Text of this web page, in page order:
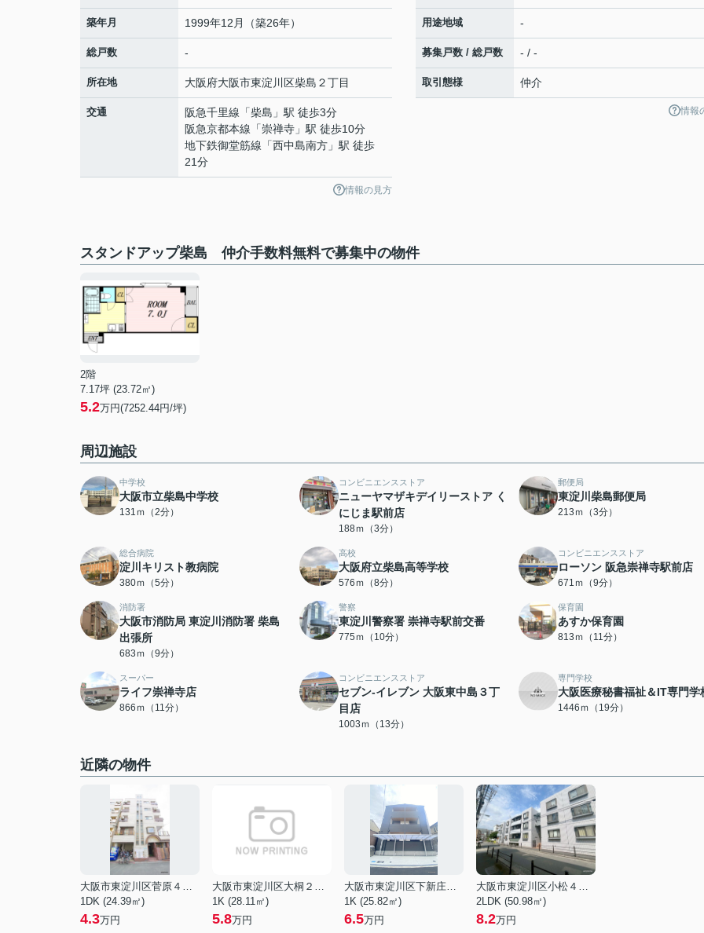
築年月 1999年12月（築26年）
総戸数 -
所在地 大阪府大阪市東淀川区柴島 ２丁目
交通 阪急千里線 「柴島 」駅 徒歩3分
阪急京都本線 「崇禅寺 」駅 徒歩10分
地下鉄御堂筋線 「西中島南方 」駅 徒歩
21分
情報の見方
用途地域 -
募集戸数 / 総戸数 - / -
取引態様 仲介
情報
スタンドアップ柴島 仲介手数料無料で募集中の物件
2階
7.17坪 (23.72㎡)
5.2万円(7252.44円/坪)
周辺施設
中学校
大阪市立柴島中学校
131ｍ（2分）
コンビニエンスストア
ニューヤマザキデイリーストア く
にじま駅前店
188ｍ（3分）
郵便局
東淀川柴島郵便局
213ｍ（3分）
総合病院
淀川キリスト教病院
380ｍ（5分）
高校
大阪府立柴島高等学校
576ｍ（8分）
コンビニエンスストア
ローソン 阪急崇禅寺駅前店
671ｍ（9分）
消防署
大阪市消防局 東淀川消防署 柴島
出張所
683ｍ（9分）
警察
東淀川警察署 崇禅寺駅前交番
775ｍ（10分）
保育園
あすか保育園
813ｍ（11分）
スーパー
ライフ崇禅寺店
866ｍ（11分）
コンビニエンスストア
セブン-イレブン 大阪東中島３丁
目店
1003ｍ（13分）
専門学校
大阪医療秘書福祉＆IT専門学
1446ｍ（19分）
近隣の物件
大阪市東淀川区菅原４丁目
1DK (24.39㎡)
4.3万円
大阪市東淀川区大桐２丁目
1K (28.11㎡)
5.8万円
大阪市東淀川区下新庄４丁目
1K (25.82㎡)
6.5万円
大阪市東淀川区小松４丁目
2LDK (50.98㎡)
8.2万円